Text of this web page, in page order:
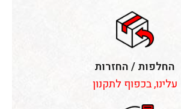
החלפות / החזרות
עלינו, בכפוף לתקנון